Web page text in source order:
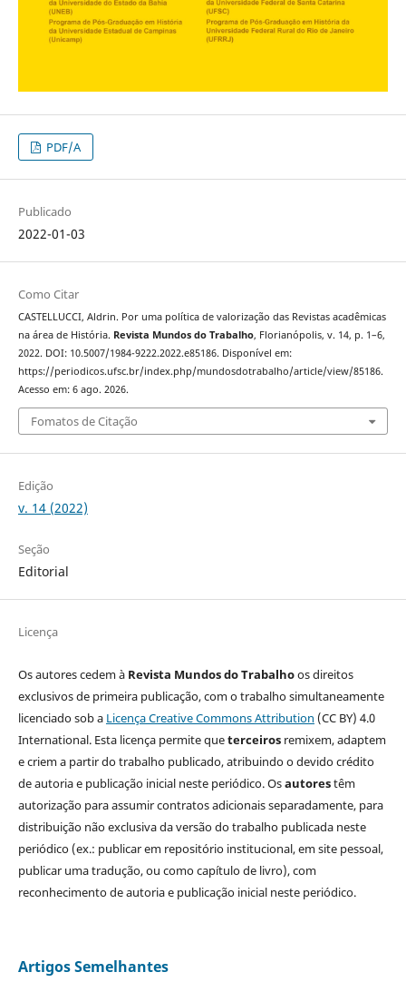
PDF/A
Publicado
2022-01-03
Como Citar
CASTELLUCCI, Aldrin. Por uma política de valorização das Revistas acadêmicas
na área de História. Revista Mundos do Trabalho, Florianópolis, v. 14, p. 1–6,
2022. DOI: 10.5007/1984-9222.2022.e85186. Disponível em:
https://periodicos.ufsc.br/index.php/mundosdotrabalho/article/view/85186.
Acesso em: 6 ago. 2026.
Fomatos de Citação
Edição
v. 14 (2022)
Seção
Editorial
Licença
Os autores cedem à Revista Mundos do Trabalhoos direitos
exclusivos de primeira publicação, com o trabalho simultaneamente
licenciado sob a Licença Creative Commons Attribution (CC BY) 4.0
International. Esta licença permite queterceirosremixem, adaptem
e criem a partir do trabalho publicado, atribuindo o devido crédito
de autoria e publicação inicial neste periódico. Osautorestêm
autorização para assumir contratos adicionais separadamente, para
distribuição não exclusiva da versão do trabalho publicada neste
periódico (ex.: publicar em repositório institucional, em site pessoal,
publicar uma tradução, ou como capítulo de livro), com
reconhecimento de autoria e publicação inicial neste periódico.
Artigos Semelhantes